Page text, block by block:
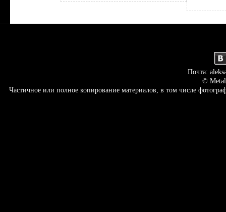
Почта:
©
Частичное или полное копирование материалов, в том числе